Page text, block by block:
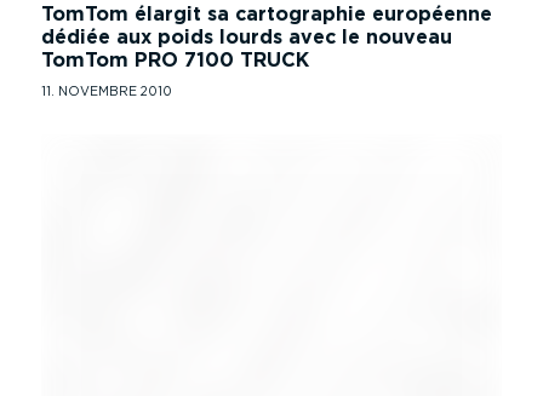
TomTom élargit sa cartographie européenne
dédiée aux poids lourds avec le nouveau
TomTom PRO 7100 TRUCK
11. NOVEMBRE 2010